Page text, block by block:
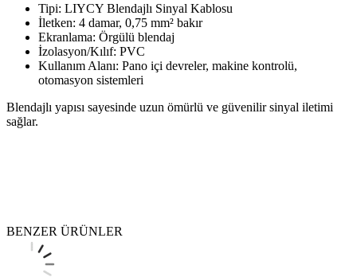
Tipi: LIYCY Blendajlı Sinyal Kablosu
İletken: 4 damar, 0,75 mm² bakır
Ekranlama: Örgülü blendaj
İzolasyon/Kılıf: PVC
Kullanım Alanı: Pano içi devreler, makine kontrolü,
otomasyon sistemleri
Blendajlı yapısı sayesinde uzun ömürlü ve güvenilir sinyal iletimi
sağlar.
BENZER ÜRÜNLER